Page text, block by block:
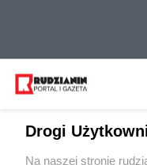
Drogi
Na naszej stronie